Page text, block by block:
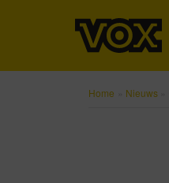
Home Nieuws